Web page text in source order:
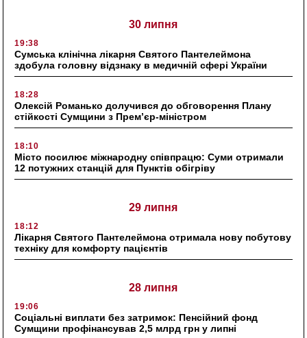
30 липня
19:38
Сумська клінічна лікарня Святого Пантелеймона
здобула головну відзнаку в медичній сфері України
18:28
Олексій Романько долучився до обговорення Плану
стійкості Сумщини з Прем’єр-міністром
18:10
Місто посилює міжнародну співпрацю: Суми отримали
12 потужних станцій для Пунктів обігріву
29 липня
18:12
Лікарня Святого Пантелеймона отримала нову побутову
техніку для комфорту пацієнтів
28 липня
19:06
Соціальні виплати без затримок: Пенсійний фонд
Сумщини профінансував 2,5 млрд грн у липні